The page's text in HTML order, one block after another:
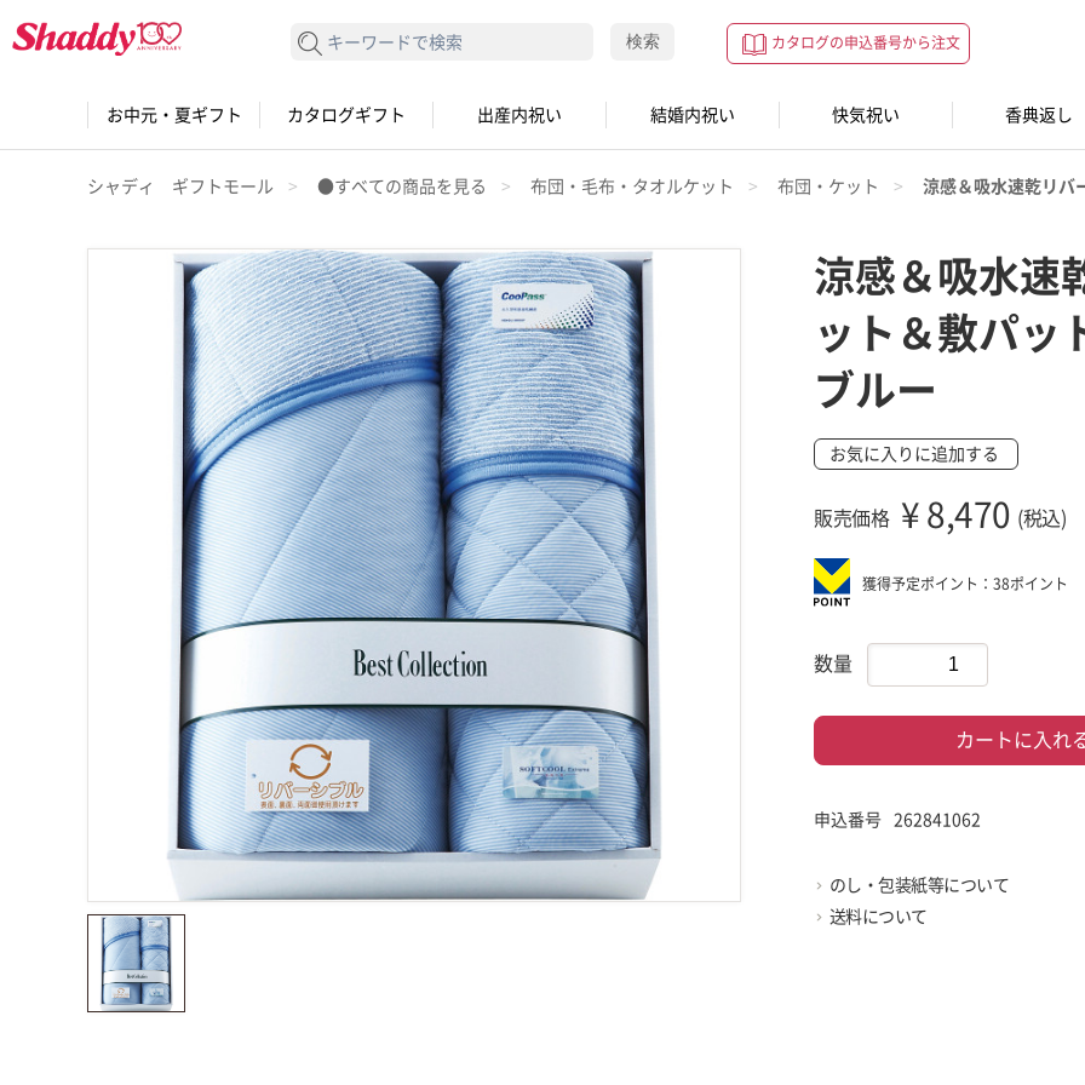
カタログの申込番号から注文
検索する 検索
お中元・夏ギフト カタログギフト 出産内祝い 結婚内祝い 快気祝い 香典返し
シャディ ギフトモール ●すべての商品を見る 布団・毛布・タオルケット 布団・ケット 涼感＆吸水速乾リバ
涼感＆吸水速
ット＆敷パッ
ブルー
お気に入りに追加する
販売価格 ¥ 8,470 (税込)
獲得予定ポイント：38ポイント
数量
カートに入れ
申込番号 262841062
のし・包装紙等について
送料について